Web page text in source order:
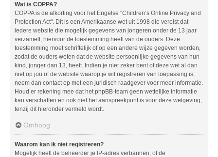
Wat is COPPA?
COPPA is de afkorting voor het Engelse "Children’s Online Privacy and
Protection Act". Dit is een Amerikaanse wet uit 1998 die vereist dat
iedere website die mogelijk gegevens van jongeren onder de 13 jaar
verzamelt, hiervoor de toestemming heeft van de ouders. Deze
toestemming moet schriftelijk of op een andere wijze gegeven worden,
zodat de ouders weten dat de website persoonlijke gegevens van hun
kind, jonger dan 13, heeft. Indien je niet zeker bent of deze wet al dan
niet op jou of de website waarop je wil registreren van toepassing is,
neem dan contact op met een juridisch raadgever voor meer informatie.
Houd er rekening mee dat het phpBB-team geen wettelijke informatie
kan verschaffen en ook niet het aanspreekpunt is voor deze wetgeving,
tenzij dit hieronder vermeld wordt.
Omhoog
Waarom kan ik niet registreren?
Mogelijk heeft de beheerder je IP-adres verbannen, of de